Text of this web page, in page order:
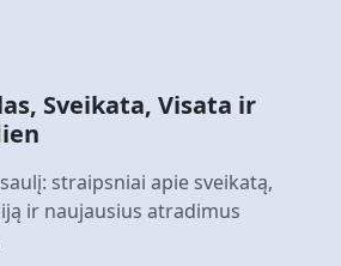
Sveikata, Visata ir
straipsniai apie sveikatą,
ir naujausius atradimus